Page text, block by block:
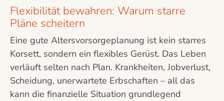
Flexibilität bewahren: Warum starre
Pläne scheitern
Eine gute Altersvorsorgeplanung ist kein starres
Korsett, sondern ein flexibles Gerüst. Das Leben
verläuft selten nach Plan. Krankheiten, Jobverlust,
Scheidung, unerwartete Erbschaften – all das
kann die finanzielle Situation grundlegend